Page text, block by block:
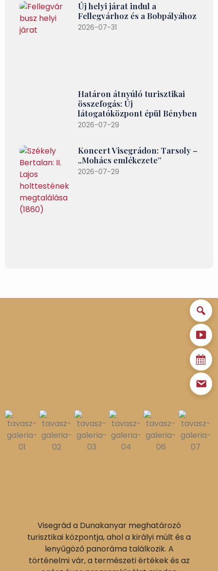
Új helyi járat indul a
Fellegvárhoz és a Bobpályához
2026-07-31
Határon átnyúló turisztikai
összefogás: Új
látogatóközpont épül Bényben
2026-07-29
Koncert Visegrádon: Tarsoly –
„Mohács emlékezete”
2026-07-29
Visegrád a Dunakanyar meghatározó
turisztikai központja, ahol a királyi múlt és a
lenyűgöző panoráma találkozik. A
történelmi vár, a természeti értékek és az